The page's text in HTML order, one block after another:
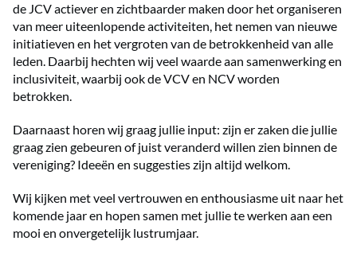
de JCV actiever en zichtbaarder maken door het organiseren
van meer uiteenlopende activiteiten, het nemen van nieuwe
initiatieven en het vergroten van de betrokkenheid van alle
leden. Daarbij hechten wij veel waarde aan samenwerking en
inclusiviteit, waarbij ook de VCV en NCV worden
betrokken.
Daarnaast horen wij graag jullie input: zijn er zaken die jullie
graag zien gebeuren of juist veranderd willen zien binnen de
vereniging? Ideeën en suggesties zijn altijd welkom.
Wij kijken met veel vertrouwen en enthousiasme uit naar het
komende jaar en hopen samen met jullie te werken aan een
mooi en onvergetelijk lustrumjaar.